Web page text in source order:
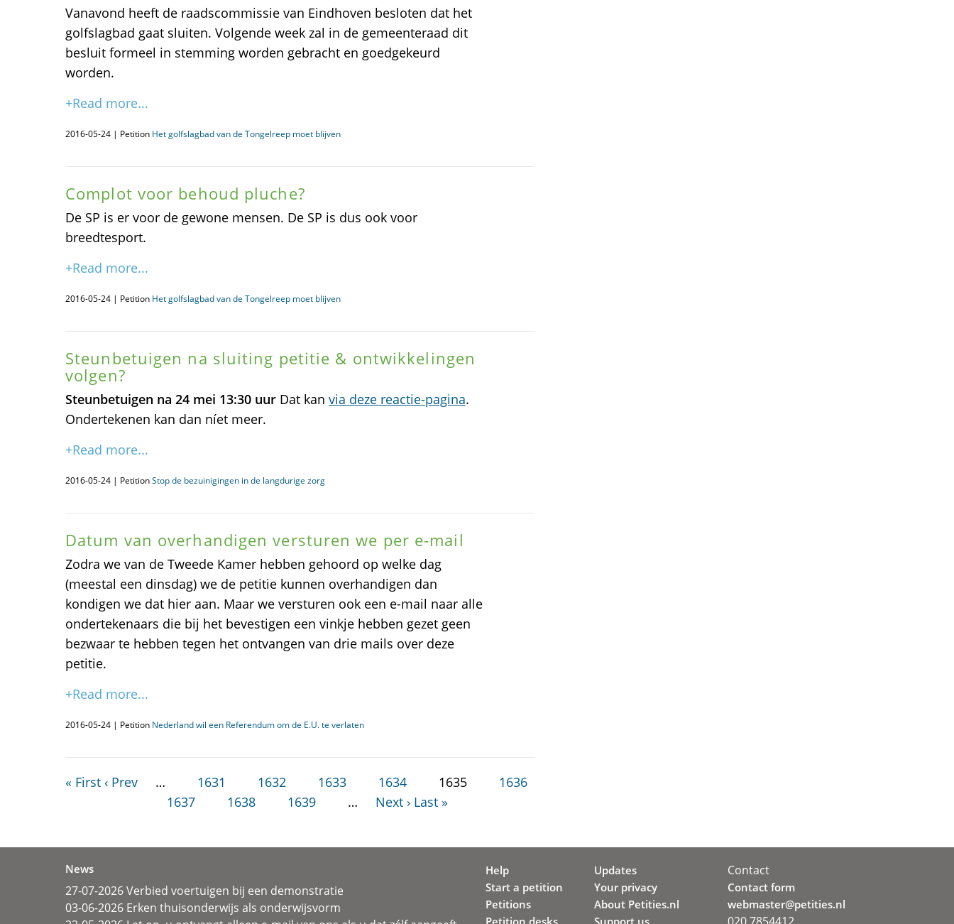
Vanavond heeft de raadscommissie van Eindhoven besloten dat het
golfslagbad gaat sluiten. Volgende week zal in de gemeenteraad dit
besluit formeel in stemming worden gebracht en goedgekeurd
worden.
+Read more...
2016-05-24 | Petition Het golfslagbad van de Tongelreep moet blijven
Complot voor behoud pluche?
De SP is er voor de gewone mensen. De SP is dus ook voor
breedtesport.
+Read more...
2016-05-24 | Petition Het golfslagbad van de Tongelreep moet blijven
Steunbetuigen na sluiting petitie & ontwikkelingen
volgen?
Steunbetuigen na 24 mei 13:30 uur Dat kan via deze reactie-pagina.
Ondertekenen kan dan níet meer.
+Read more...
2016-05-24 | PetitionStop de bezuinigingen in de langdurige zorg
Datum van overhandigen versturen we per e-mail
Zodra we van de Tweede Kamer hebben gehoord op welke dag
(meestal een dinsdag) we de petitie kunnen overhandigen dan
kondigen we dat hier aan. Maar we versturen ook een e-mail naar alle
ondertekenaars die bij het bevestigen een vinkje hebben gezet geen
bezwaar te hebben tegen het ontvangen van drie mails over deze
petitie.
+Read more...
2016-05-24 | Petition Nederland wil een Referendum om de E.U. te verlaten
« First ‹ Prev … 1631 1632 1633 1634 1635
1636
1637
1638 1639 … Next › Last »
News
27-07-2026 Verbied voertuigen bij een demonstratie
03-06-2026 Erken thuisonderwijs als onderwijsvorm
Help
Start a petition
Petitions
Petition desks
Updates
Your privacy
About Petities.nl
Support us
Contact
Contact form
webmaster@petities.nl